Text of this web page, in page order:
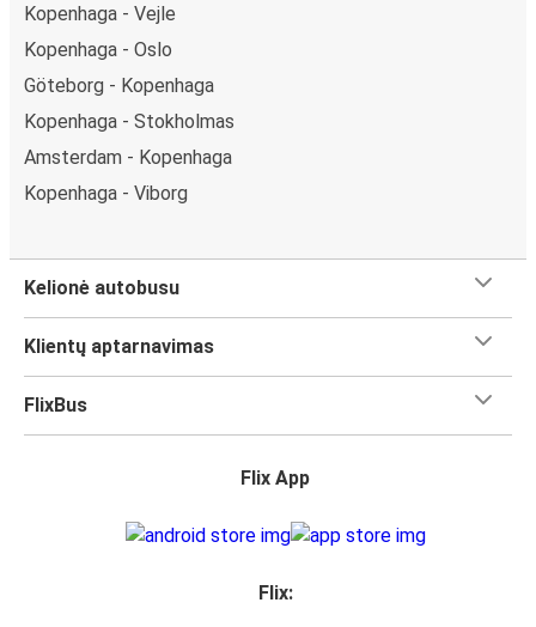
Kopenhaga - Vejle
Kopenhaga - Oslo
Göteborg - Kopenhaga
Kopenhaga - Stokholmas
Amsterdam - Kopenhaga
Kopenhaga - Viborg
Kelionė autobusu
Klientų aptarnavimas
FlixBus
Flix App
Flix: